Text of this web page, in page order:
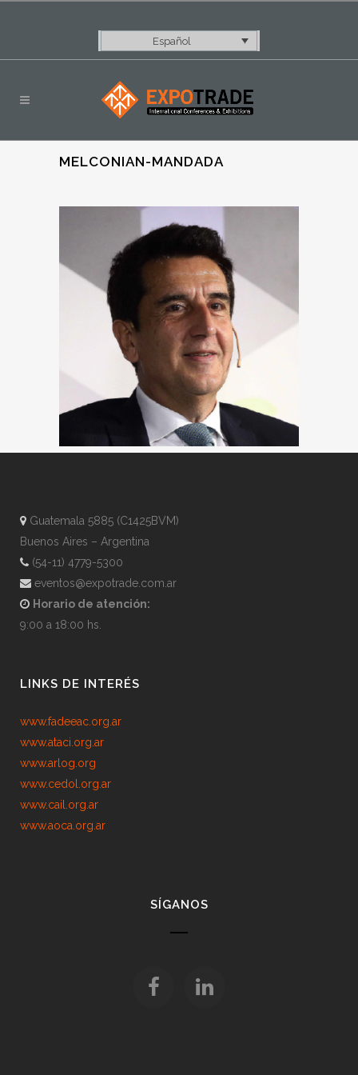
Español
MELCONIAN-MANDADA
Guatemala 5885 (C1425BVM)
Buenos Aires – Argentina
(54-11) 4779-5300
eventos@expotrade.com.ar
Horario de atención:
9:00 a 18:00 hs.
LINKS DE INTERÉS
www.fadeeac.org.ar
www.ataci.org.ar
www.arlog.org
www.cedol.org.ar
www.cail.org.ar
www.aoca.org.ar
SÍGANOS